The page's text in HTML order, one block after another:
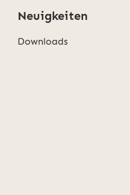
Neuigkeiten
Downloads